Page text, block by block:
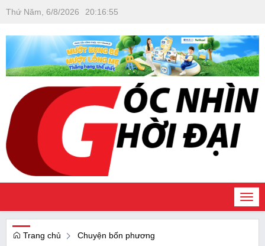
Thứ Năm, 6/8/2026 20:16:55
Trang chủ Chuyện bốn phương